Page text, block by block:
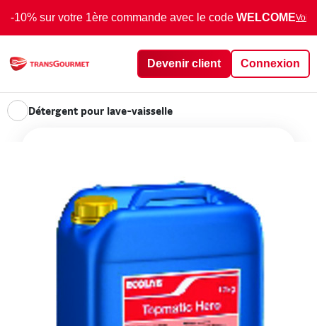
-10% sur votre 1ère commande avec le code WELCOMEVoir
Devenir client Connexion
Détergent pour lave-vaisselle